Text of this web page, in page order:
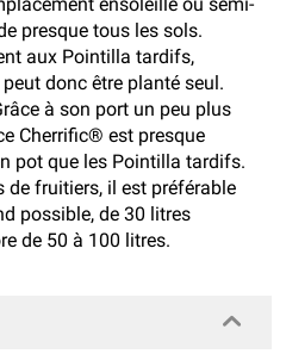
presque tous les sols.
aux Pointilla tardifs,
donc être planté seul.
à son port un peu plus
Cherrific® est presque
pot que les Pointilla tardifs.
de fruitiers, il est préférable
possible, de 30 litres
de 50 à 100 litres.